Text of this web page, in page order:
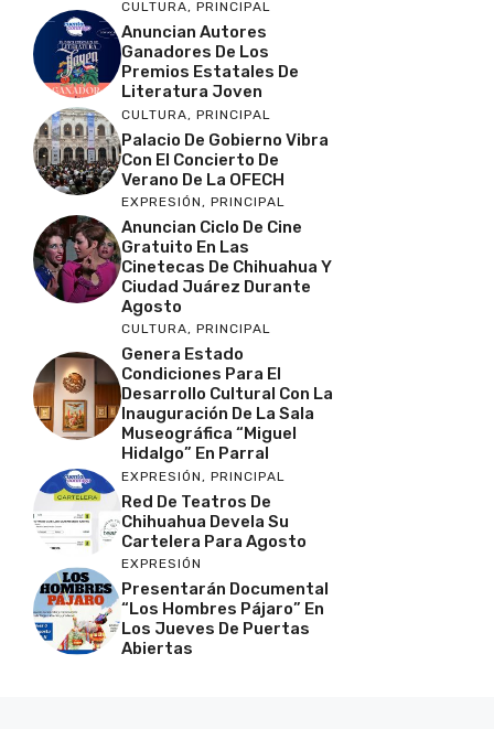
CULTURA, PRINCIPAL
Anuncian Autores
Ganadores De Los
Premios Estatales De
Literatura Joven
CULTURA, PRINCIPAL
Palacio De Gobierno Vibra
Con El Concierto De
Verano De La OFECH
EXPRESIÓN, PRINCIPAL
Anuncian Ciclo De Cine
Gratuito En Las
Cinetecas De Chihuahua Y
Ciudad Juárez Durante
Agosto
CULTURA, PRINCIPAL
Genera Estado
Condiciones Para El
Desarrollo Cultural Con La
Inauguración De La Sala
Museográfica “Miguel
Hidalgo” En Parral
EXPRESIÓN , PRINCIPAL
Red De Teatros De
Chihuahua Devela Su
Cartelera Para Agosto
EXPRESIÓN
Presentarán Documental
“Los Hombres Pájaro” En
Los Jueves De Puertas
Abiertas